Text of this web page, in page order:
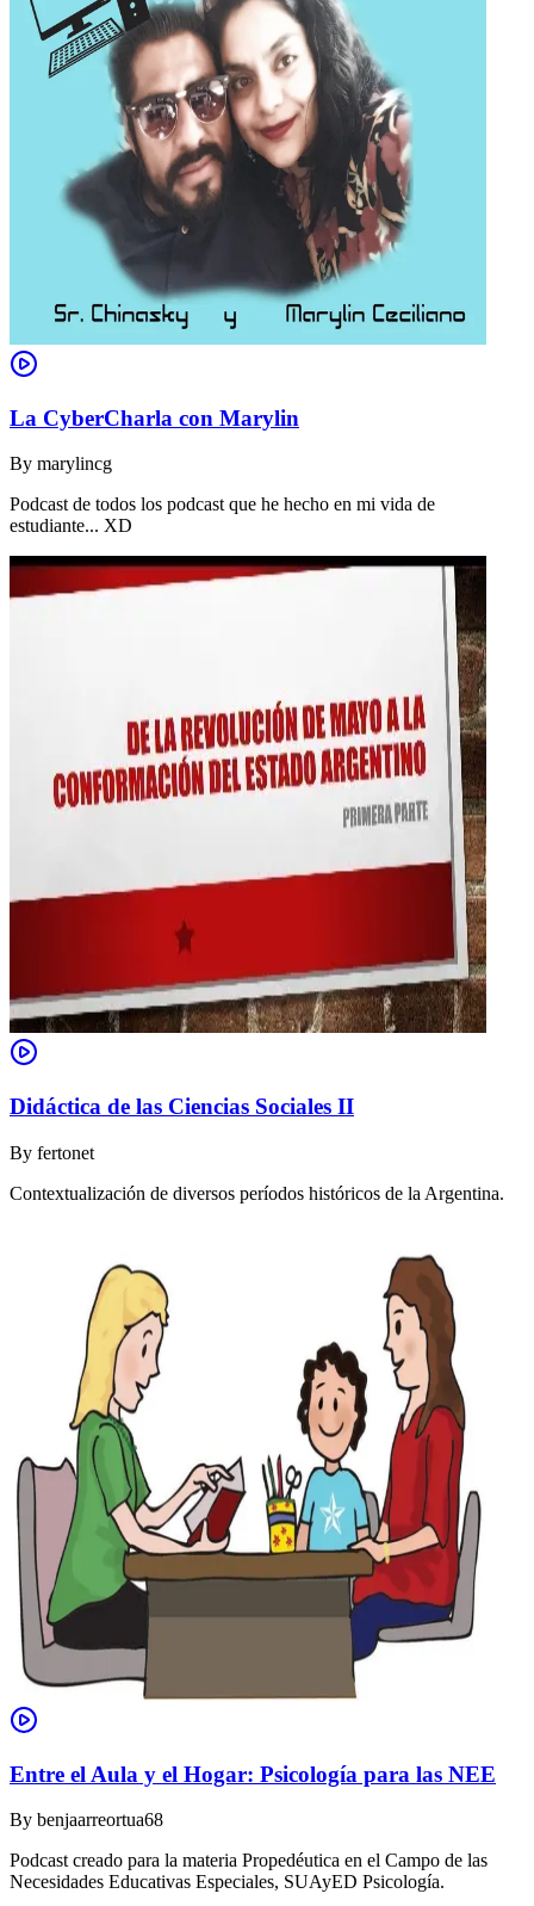
La CyberCharla con Marylin
By marylincg
Podcast de todos los podcast que he hecho en mi vida de
estudiante... XD
Didáctica de las Ciencias Sociales II
By fertonet
Contextualización de diversos períodos históricos de la Argentina.
Entre el Aula y el Hogar: Psicología para las NEE
By benjaarreortua68
Podcast creado para la materia Propedéutica en el Campo de las
Necesidades Educativas Especiales, SUAyED Psicología.